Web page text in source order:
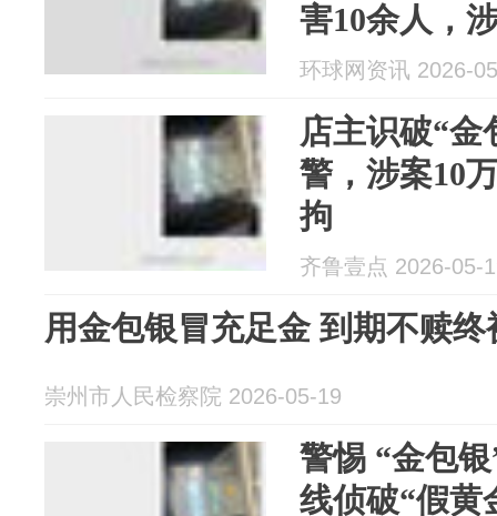
害10余人，
人邓某已被
环球网资讯 2026-
店主识破“金
警，涉案10
拘
齐鲁壹点 2026-05-
用金包银冒充足金 到期不赎终
崇州市人民检察院 2026-05-19
警惕 “金包
线侦破“假黄